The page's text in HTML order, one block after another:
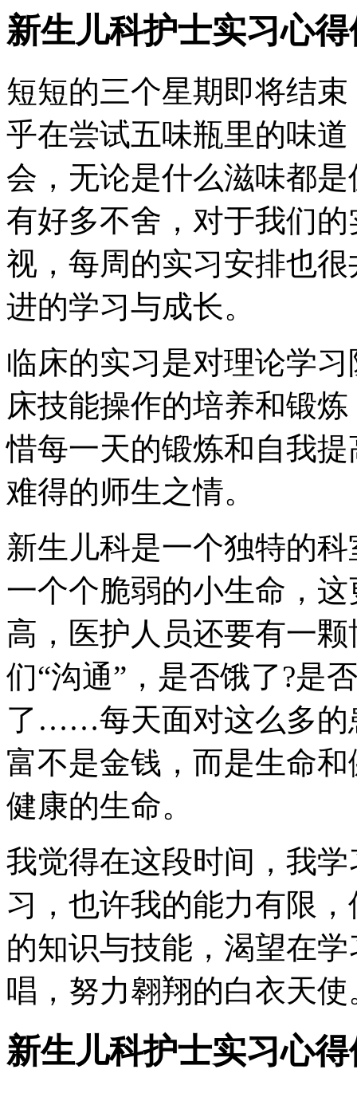
新生儿科护士实习心
短短的三个星期即将结
乎在尝试五味瓶里的味
会，无论是什么滋味都
有好多不舍，对于我们
视，每周的实习安排也
进的学习与成长。
临床的实习是对理论学
床技能操作的培养和锻
惜每一天的锻炼和自我
难得的师生之情。
新生儿科是一个独特的
一个个脆弱的小生命，
高，医护人员还要有一
们“沟通”，是否饿了?是
了……每天面对这么多的
富不是金钱，而是生命
健康的生命。
我觉得在这段时间，我
习，也许我的能力有限
的知识与技能，渴望在
唱，努力翱翔的白衣天使
新生儿科护士实习心